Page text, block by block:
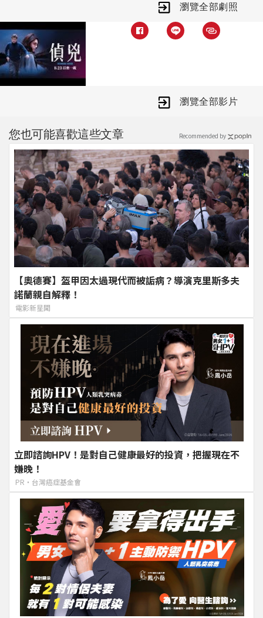
的情況下，安德亞諾多利亞被迫只好托
出實情…。
瀏覽全部劇照
瀏覽全部影片
您也可能喜歡這些文章
【奧德賽】盔甲因太過現代而被詬病？導演克里斯多夫
諾蘭親自解釋！
電影新星聞
立即諮詢HPV！是對自己健康最好的投資，把握現在不
嫌晚！
PR・台灣癌症基金會
Recommended by